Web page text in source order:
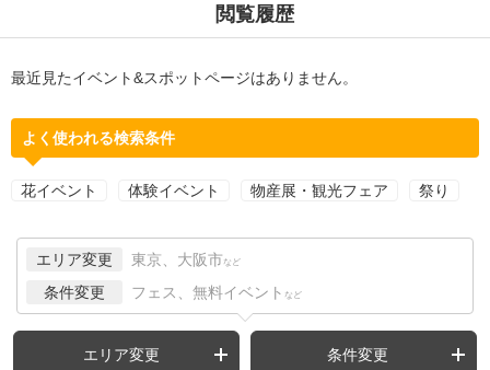
閲覧履歴
最近見たイベント&スポットページはありません。
よく使われる検索条件
花イベント 体験イベント 物産展・観光フェア 祭り
エリア変更 東京、大阪市 など
条件変更 フェス、無料イベント など
エリア変更 条件変更